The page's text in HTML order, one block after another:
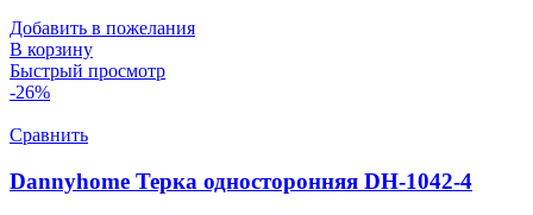
Добавить в пожелания
В корзину
Быстрый просмотр
-26%
Сравнить
Dannyhome Терка односторонняя DH-1042-4